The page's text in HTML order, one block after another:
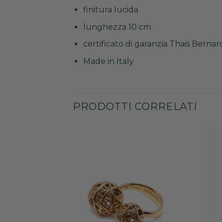
finitura lucida
lunghezza 10 cm
certificato di garanzia Thais
Made in Italy
PRODOTTI CORRELATI